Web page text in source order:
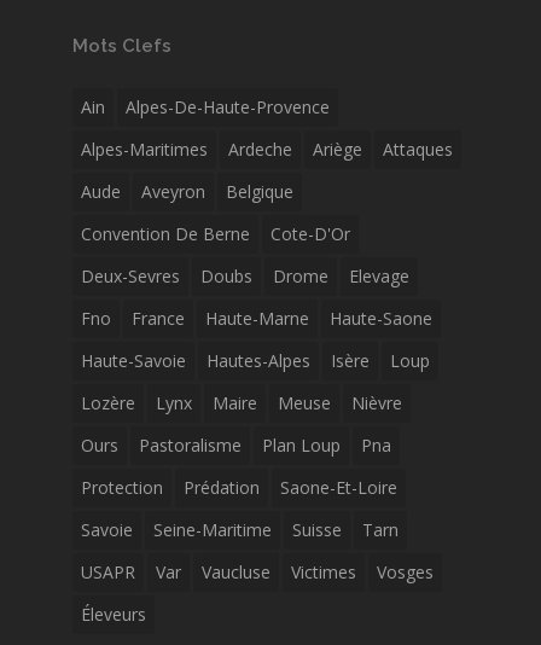
Mots Clefs
Ain
Alpes-De-Haute-Provence
Alpes-Maritimes
Ardeche Ariège
Attaques
Aude
Aveyron
Belgique
Convention De Berne
Cote-D'Or
Deux-Sevres
Doubs Drome
Elevage
Fno
France Haute-Marne
Haute-Saone
Haute-Savoie
Hautes-Alpes Isère
Loup
Lozère
Lynx Maire Meuse
Nièvre
Ours
Pastoralisme Plan Loup
Pna
Protection
Prédation
Saone-Et-Loire
Savoie
Seine-Maritime Suisse
Tarn
USAPR
Var Vaucluse Victimes
Vosges
Éleveurs